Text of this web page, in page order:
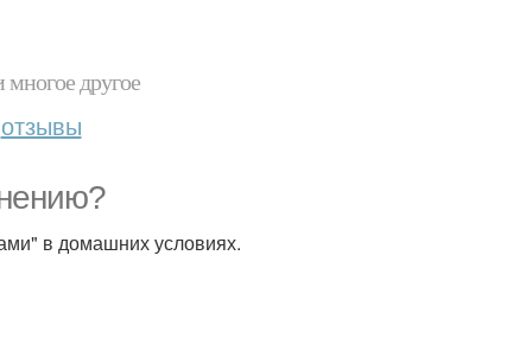
другое
отзывы
в домашних условиях.